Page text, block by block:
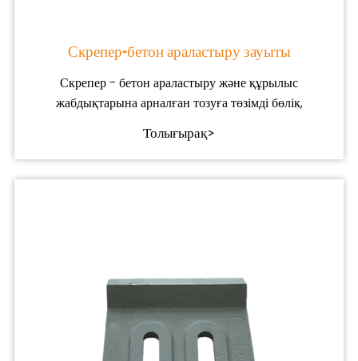
Скрепер-бетон араластыру зауыты
Скрепер - бетон араластыру және құрылыс
жабдықтарына арналған тозуға төзімді бөлік,
Толығырақ>